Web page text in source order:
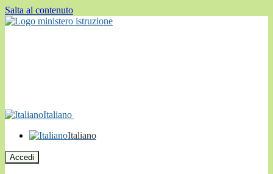
Salta al contenuto
Italiano
Italiano
Accedi